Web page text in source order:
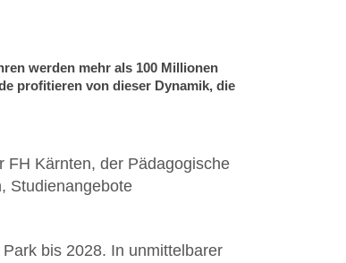
werden mehr als 100 Millionen
profitieren von dieser Dynamik, die
FH Kärnten, der Pädagogische
Studienangebote
bis 2028. In unmittelbarer